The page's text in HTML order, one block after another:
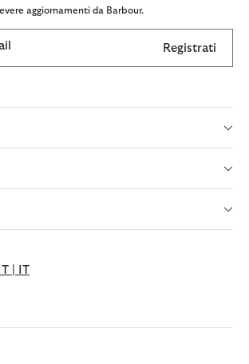
aggiornamenti da Barbour.
Registrati
IT | IT